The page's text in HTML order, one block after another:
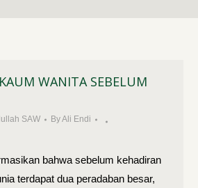
WANITA SEBELUM
SAW ByAli Endi
bahwa sebelum kehadiran
terdapat dua peradaban besar,